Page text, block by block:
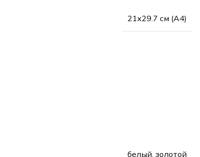
21х29.7 см (А4)
белый, золотой